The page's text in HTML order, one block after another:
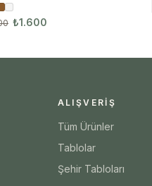
₺1.600
ALIŞVERIŞ
Tüm Ürünler
Tablolar
Şehir Tabloları